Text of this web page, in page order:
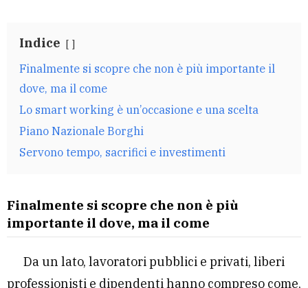
Indice
Finalmente si scopre che non è più importante il
dove, ma il come
Lo smart working è un’occasione e una scelta
Piano Nazionale Borghi
Servono tempo, sacrifici e investimenti
Finalmente si scopre che non è più
importante il dove, ma il come
Da un lato, lavoratori pubblici e privati, liberi
professionisti e dipendenti hanno compreso come,